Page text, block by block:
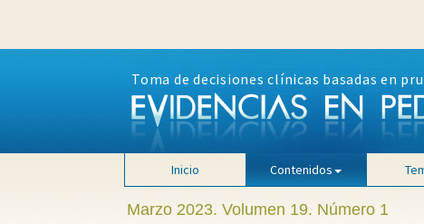
Toma de decisiones clínicas basadas en
Inicio Contenidos
Marzo 2023. Volumen 19. Número 1